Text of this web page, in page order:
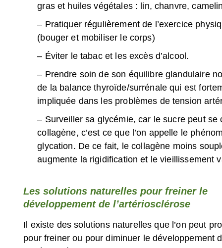
gras et huiles végétales : lin, chanvre,
– Pratiquer régulièrement de l’exercice
(bouger et mobiliser le corps)
– Éviter le tabac et les excès d’alcool.
– Prendre soin de son équilibre glandulaire
de la balance thyroïde/surrénale qui est
impliquée dans les problèmes de tension
– Surveiller sa glycémie, car le sucre peut se
collagène, c’est ce que l’on appelle le
glycation. De ce fait, le collagène moins
augmente la rigidification et le vieillissement
Les solutions naturelles pour freiner le
développement de l’artériosclérose
Il existe des solutions naturelles que l’on peut
pour freiner ou pour diminuer le développement